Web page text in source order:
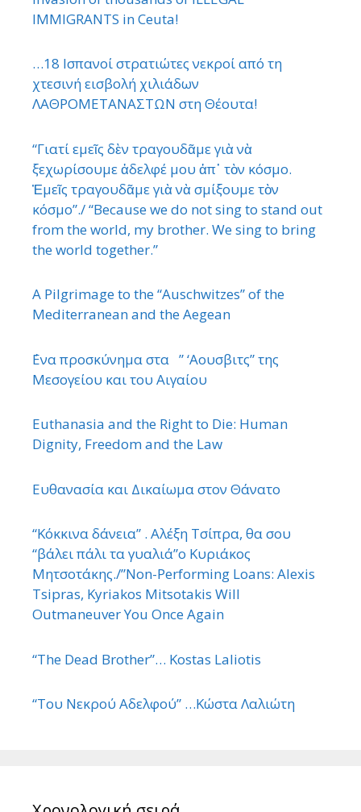
IMMIGRANTS in Ceuta!
…18 Ισπανοί στρατιώτες νεκροί από τη
χτεσινή εισβολή χιλιάδων
ΛΑΘΡΟΜΕΤΑΝΑΣΤΩΝ στη Θέουτα!
“Γιατί εμεῖς δὲν τραγουδᾶμε γιὰ νὰ
ξεχωρίσουμε ἀδελφέ μου ἀπ᾿ τὸν κόσμο.
Ἐμεῖς τραγουδᾶμε γιὰ νὰ σμίξουμε τὸν
κόσμο”./ “Because we do not sing to stand out
from the world, my brother. We sing to bring
the world together.”
A Pilgrimage to the “Auschwitzes” of the
Mediterranean and the Aegean
΄Ενα προσκύνημα στα ” ‘Αουσβιτς” της
Μεσογείου και του Αιγαίου
Euthanasia and the Right to Die: Human
Dignity, Freedom and the Law
Ευθανασία και Δικαίωμα στον Θάνατο
“Κόκκινα δάνεια” . Αλέξη Τσίπρα, θα σου
“βάλει πάλι τα γυαλιά”ο Κυριάκος
Μητσοτάκης./”Non-Performing Loans: Alexis
Tsipras, Kyriakos Mitsotakis Will
Outmaneuver You Once Again
“The Dead Brother”… Kostas Laliotis
“Του Νεκρού Αδελφού” …Κώστα Λαλιώτη